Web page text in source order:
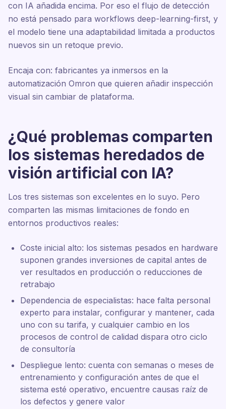
con IA añadida encima. Por eso el flujo de detección
no está pensado para workflows deep-learning-first, y
el modelo tiene una adaptabilidad limitada a productos
nuevos sin un retoque previo.
Encaja con: fabricantes ya inmersos en la
automatización Omron que quieren añadir inspección
visual sin cambiar de plataforma.
¿Qué problemas comparten
los sistemas heredados de
visión artificial con IA?
Los tres sistemas son excelentes en lo suyo. Pero
comparten las mismas limitaciones de fondo en
entornos productivos reales:
Coste inicial alto: los sistemas pesados en hardware
suponen grandes inversiones de capital antes de
ver resultados en producción o reducciones de
retrabajo
Dependencia de especialistas: hace falta personal
experto para instalar, configurar y mantener, cada
uno con su tarifa, y cualquier cambio en los
procesos de control de calidad dispara otro ciclo
de consultoría
Despliegue lento: cuenta con semanas o meses de
entrenamiento y configuración antes de que el
sistema esté operativo, encuentre causas raíz de
los defectos y genere valor